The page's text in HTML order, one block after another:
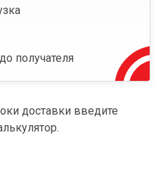
получателя
доставки введите